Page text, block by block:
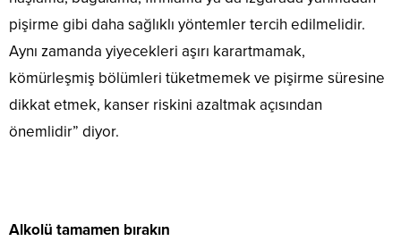
pişirme gibi daha sağlıklı yöntemler tercih edilmelidir.
Aynı zamanda yiyecekleri aşırı karartmamak,
kömürleşmiş bölümleri tüketmemek ve pişirme süresine
dikkat etmek, kanser riskini azaltmak açısından
önemlidir” diyor.
Alkolü tamamen bırakın